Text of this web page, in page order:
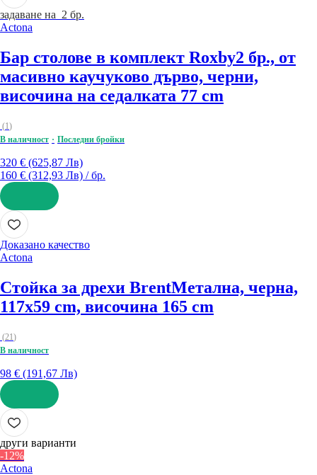
задаване на 2 бр.
Actona
Бар столове в комплект Roxby2 бр., от
масивно каучуково дърво, черни,
височина на седалката 77 cm
(1)
В наличност
Последни бройки
320 € (625,87 Лв)
160 € (312,93 Лв) / бр.
ДОБАВИ
Доказано качество
Actona
Стойка за дрехи BrentМетална, черна,
117x59 cm, височина 165 cm
(21)
В наличност
98 € (191,67 Лв)
ДОБАВИ
други варианти
-12%
Actona